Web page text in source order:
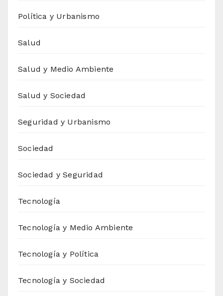
Política y Urbanismo
Salud
Salud y Medio Ambiente
Salud y Sociedad
Seguridad y Urbanismo
Sociedad
Sociedad y Seguridad
Tecnología
Tecnología y Medio Ambiente
Tecnología y Política
Tecnología y Sociedad